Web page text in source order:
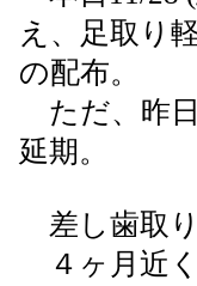
え、足取り
の配布。
ただ、昨
延期。
差し歯取
４ヶ月近